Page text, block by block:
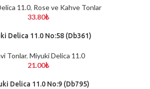
11.0, Rose ve Kahve Tonlar
33.80₺
Delica 11.0 No:58 (Db361)
Tonlar, Miyuki Delica 11.0
21.00₺
Delica 11.0 No:9 (Db795)